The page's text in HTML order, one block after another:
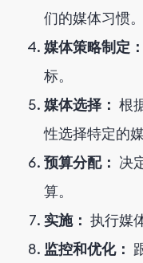
们的媒体习惯。
媒体策略制定：
标。
媒体选择： 根
性选择特定的媒
预算分配： 决
算。
实施： 执行媒
监控和优化：